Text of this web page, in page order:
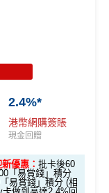
以即時分期呀！
限HK$3,000，
都申請得！
，回贈上限HK
不適用
hsbc-em-for
2.4%*
港幣網購簽賬
現金回贈
優惠： 批卡後60
「易賞錢」積分
易賞錢」積分 (相